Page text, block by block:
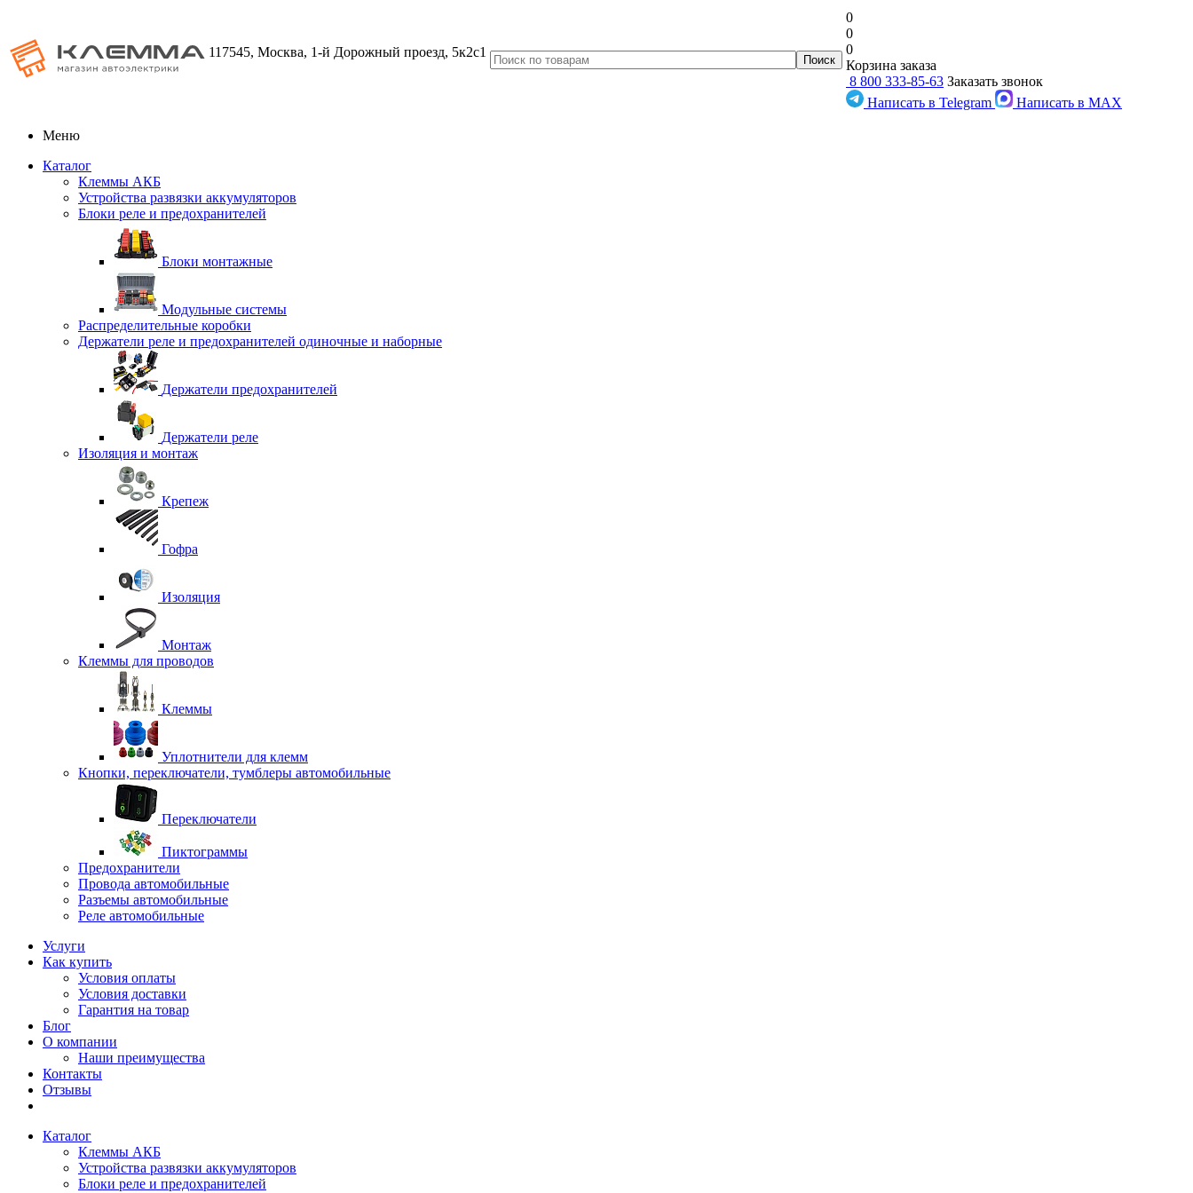
117545, Москва, 1-й Дорожный проезд, 5к2с1
0
0
0
Корзина заказа
8 800 333-85-63 Заказать звонок
Написать в Telegram
Написать в MAX
Меню
Каталог
Клеммы АКБ
Устройства развязки аккумуляторов
Блоки реле и предохранителей
Блоки монтажные
Модульные системы
Распределительные коробки
Держатели реле и предохранителей одиночные и наборные
Держатели предохранителей
Держатели реле
Изоляция и монтаж
Крепеж
Гофра
Изоляция
Монтаж
Клеммы для проводов
Клеммы
Уплотнители для клемм
Кнопки, переключатели, тумблеры автомобильные
Переключатели
Пиктограммы
Предохранители
Провода автомобильные
Разъемы автомобильные
Реле автомобильные
Услуги
Как купить
Условия оплаты
Условия доставки
Гарантия на товар
Блог
О компании
Наши преимущества
Контакты
Отзывы
Каталог
Клеммы АКБ
Устройства развязки аккумуляторов
Блоки реле и предохранителей